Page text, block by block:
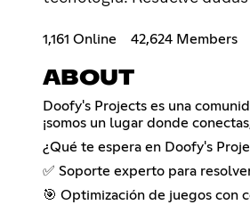
1,161 Online 42,624 Members
ABOUT
Doofy's Projects es una
¡somos un lugar donde
¿Qué te espera en Doofy's
✅ Soporte experto para
🎯 Optimización de juegos con